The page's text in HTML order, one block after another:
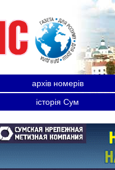
архів номерів
історія Сум